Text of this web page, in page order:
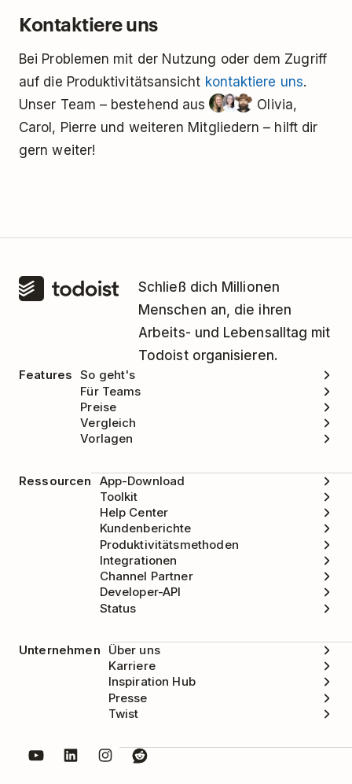
Kontaktiere uns
Bei Problemen mit der Nutzung oder dem Zugriff
auf die Produktivitätsansicht kontaktiere uns.
Unser Team – bestehend aus
Olivia,
Carol, Pierre und weiteren Mitgliedern – hilft dir
gern weiter!
Schließ dich Millionen
Menschen an, die ihren
Arbeits- und Lebensalltag mit
Todoist organisieren.
Features So geht's
Für Teams
Preise
Vergleich
Vorlagen
Ressourcen
App-Download
Toolkit
Help Center
Kundenberichte
Produktivitätsmethoden
Integrationen
Channel Partner
Developer-API
Status
Unternehmen
Über uns
Karriere
Inspiration Hub
Presse
Twist